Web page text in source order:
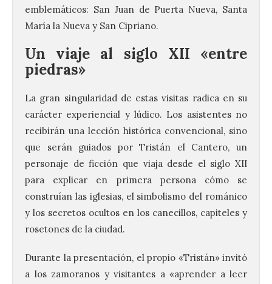
emblemáticos: San Juan de Puerta Nueva, Santa
María la Nueva y San Cipriano.
Un viaje al siglo XII «entre
piedras»
La gran singularidad de estas visitas radica en su
carácter experiencial y lúdico. Los asistentes no
recibirán una lección histórica convencional, sino
que serán guiados por Tristán el Cantero, un
personaje de ficción que viaja desde el siglo XII
para explicar en primera persona cómo se
construían las iglesias, el simbolismo del románico
y los secretos ocultos en los canecillos, capiteles y
rosetones de la ciudad.
Durante la presentación, el propio «Tristán» invitó
a los zamoranos y visitantes a «aprender a leer